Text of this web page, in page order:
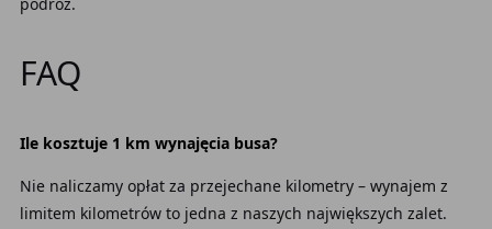
FAQ
Ile kosztuje 1 km wynajęcia busa?
Nie naliczamy opłat za przejechane kilometry – wynajem z
limitem kilometrów to jedna z naszych największych zalet.